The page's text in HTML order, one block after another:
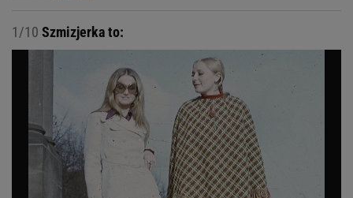
1/10 Szmizjerka to: